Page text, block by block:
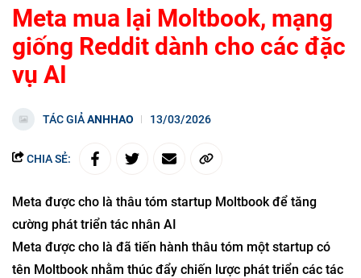
Meta mua lại Moltbook, mạng
giống Reddit dành cho các đặc
vụ AI
TÁC GIẢANHHAO 13/03/2026
CHIA SẺ:
Meta được cho là thâu tóm startup Moltbook để tăng
cường phát triển tác nhân AI
Meta được cho là đã tiến hành thâu tóm một startup có
tên Moltbook nhằm thúc đẩy chiến lược phát triển các tác